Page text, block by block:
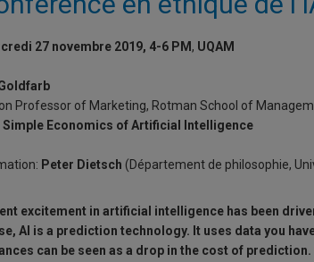
implication dans lesRencontresde plusieurs
leprogramme courtet le programme complet.
auxRencontres.
27 novembre 2019, 4-6 PM, UQAM
Professor of Marketing, Rotman School of
Simple Economics of Artificial Intelligence
Peter Dietsch (Département de philosophie,
excitement in artificial intelligence has been
AI is a prediction technology. It uses data you
can be seen as a drop in the cost of